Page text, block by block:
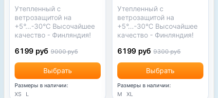
Утепленный с
ветрозащитой на
+5°...-30°С Высочайшее
качество - Финляндия!
Выбрать
6199 руб 9000 руб
Размеры в наличии:
XS
L
Утепленный с
ветрозащитой на
+5°...-30°С Высочайшее
качество - Финляндия!
Выбрать
6199 руб 9300 руб
Размеры в наличии:
M
XL